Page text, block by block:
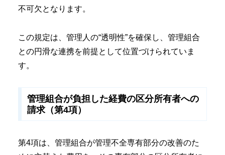
不可欠となります。
この規定は、管理人の“透明性”を確保し、管理組合
との円滑な連携を前提として位置づけられていま
す。
管理組合が負担した経費の区分所有者への
請求（第4項）
第4項は、管理組合が管理不全専有部分の改善のた